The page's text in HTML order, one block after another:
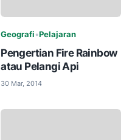
Geografi •Pelajaran
Pengertian Fire Rainbow
atau Pelangi Api
30 Mar, 2014